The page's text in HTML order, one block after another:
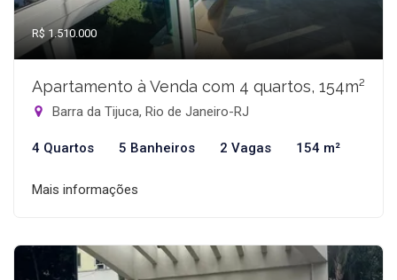
R$ 1.510.000
Apartamento à Venda com 4 quartos, 154m²
Barra da Tijuca, Rio de Janeiro-RJ
4 Quartos 5 Banheiros 2 Vagas 154 m²
Mais informações